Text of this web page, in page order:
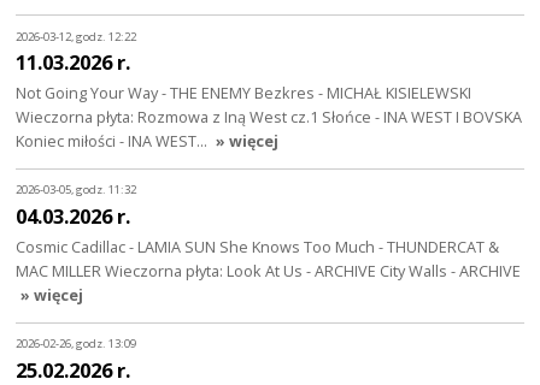
2026-03-12, godz. 12:22
11.03.2026 r.
Not Going Your Way - THE ENEMY Bezkres - MICHAŁ KISIELEWSKI
Wieczorna płyta: Rozmowa z Iną West cz.1 Słońce - INA WEST I BOVSKA
Koniec miłości - INA WEST… » więcej
2026-03-05, godz. 11:32
04.03.2026 r.
Cosmic Cadillac - LAMIA SUN She Knows Too Much - THUNDERCAT &
MAC MILLER Wieczorna płyta: Look At Us - ARCHIVE City Walls - ARCHIVE
» więcej
2026-02-26, godz. 13:09
25.02.2026 r.